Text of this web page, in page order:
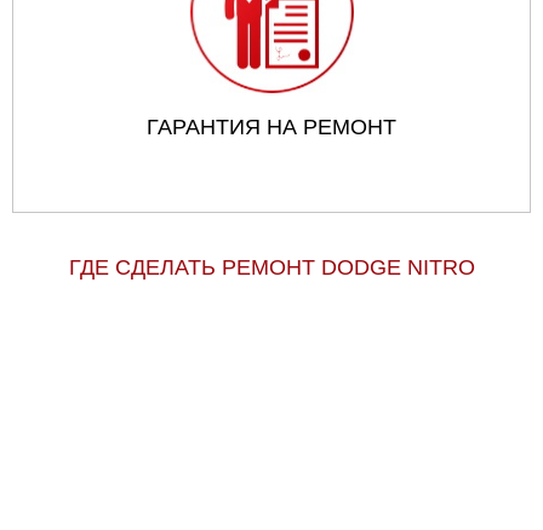
ГАРАНТИЯ НА РЕМОНТ
ГДЕ СДЕЛАТЬ РЕМОНТ DODGE NITRO